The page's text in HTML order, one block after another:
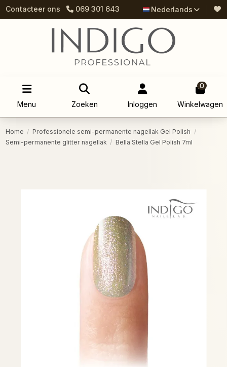
Contacteer ons 069 301 643 Nederlands
Menu Zoeken Inloggen
0
Winkelwagen
Home
Professionele semi-permanente nagellak Gel Polish
Semi-permanente glitter nagellak
Bella Stella Gel Polish 7ml